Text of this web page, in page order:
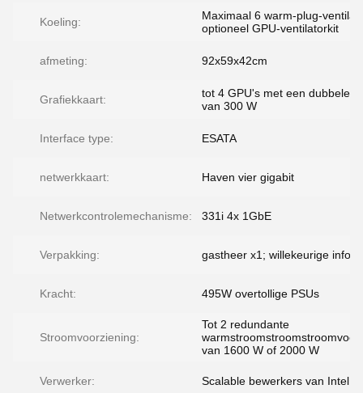
Koeling:
Maximaal 6 warm-plug-
optioneel GPU-ventilatorkit
afmeting: 92x59x42cm
Grafiekkaart:
tot 4 GPU's met een dubbele
van 300 W
Interface type: ESATA
netwerkkaart: Haven vier gigabit
Netwerkcontrolemechanisme: 331i 4x 1GbE
Verpakking: gastheer x1; willekeurige
Kracht: 495W overtollige PSUs
Stroomvoorziening:
Tot 2 redundante
van 1600 W of 2000 W
Verwerker: Scalable bewerkers van Intel